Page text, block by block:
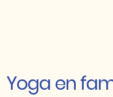
Yoga en